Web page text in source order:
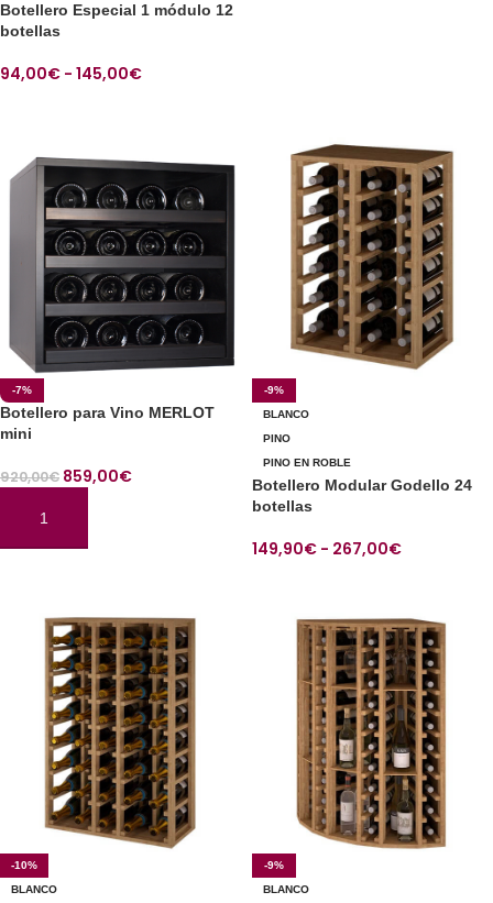
Botellero Especial 1 módulo 12
botellas
94,00€ - 145,00€
-7%
Botellero para Vino MERLOT
mini
920,00€ 859,00€
AÑADIR AL CARRITO
-9%
BLANCO
PINO
PINO EN ROBLE
Botellero Modular Godello 24
botellas
149,90€ - 267,00€
-10%
BLANCO
-9%
BLANCO